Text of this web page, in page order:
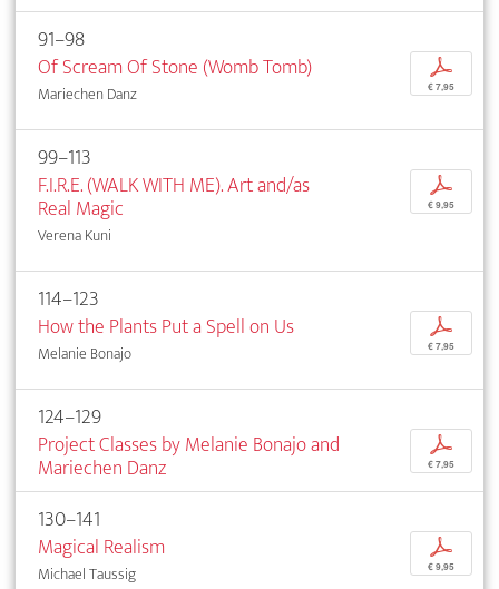
91–98
Of Scream Of Stone (Womb Tomb)
Mariechen Danz
p
€ 7,95
99–113
F.I.R.E. (WALK WITH ME). Art and/as
Real Magic
Verena Kuni
p
€ 9,95
114–123
How the Plants Put a Spell on Us
Melanie Bonajo
p
€ 7,95
124–129
Project Classes by Melanie Bonajo and
Mariechen Danz
p
€ 7,95
130–141
Magical Realism
Michael Taussig
p
€ 9,95